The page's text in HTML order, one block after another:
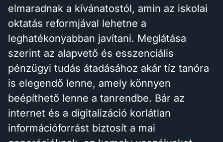
elmaradnak a kívánatostól, amin az iskolai
oktatás reformjával lehetne a
leghatékonyabban javítani. Meglátása
szerint az alapvető és esszenciális
pénzügyi tudás átadásához akár tíz tanóra
is elegendő lenne, amely könnyen
beépíthető lenne a tanrendbe. Bár az
internet és a digitalizáció korlátlan
információforrást biztosít a mai